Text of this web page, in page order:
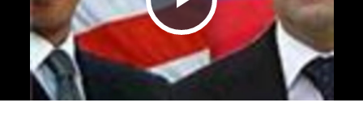
Play Video